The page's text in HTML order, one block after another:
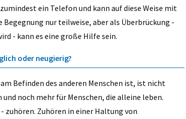
ein Telefon und kann auf diese Weise mit
nur teilweise, aber als Überbrückung -
- kann es eine große Hilfe sein.
oder neugierig?
Befinden des anderen Menschen ist, ist nicht
noch mehr für Menschen, die alleine leben.
zuhören. Zuhören in einer Haltung von